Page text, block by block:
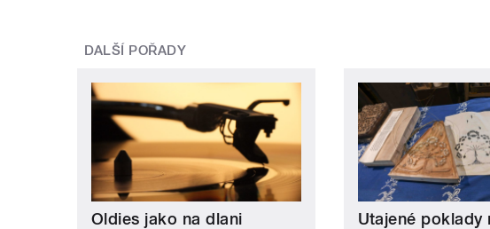
DALŠÍ POŘADY
Oldies jako na dlani Utajené poklady